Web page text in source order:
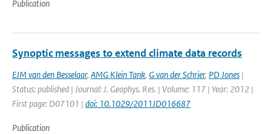
Publication
Synoptic messages to extend climate data records
EJM van den Besselaar, AMG Klein Tank, G van der Schrier, PD Jones |
Status: published | Journal: J. Geophys. Res. | Volume: 117 | Year: 2012 |
First page: D07101 | doi: 10.1029/2011JD016687
Publication